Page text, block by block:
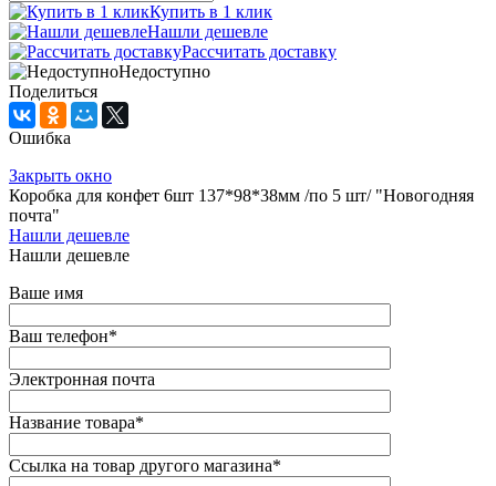
Купить в 1 клик
Нашли дешевле
Рассчитать доставку
Недоступно
Поделиться
Ошибка
Закрыть окно
Коробка для конфет 6шт 137*98*38мм /по 5 шт/ "Новогодняя
почта"
Нашли дешевле
Нашли дешевле
Ваше имя
Ваш телефон*
Электронная почта
Название товара*
Ссылка на товар другого магазина*